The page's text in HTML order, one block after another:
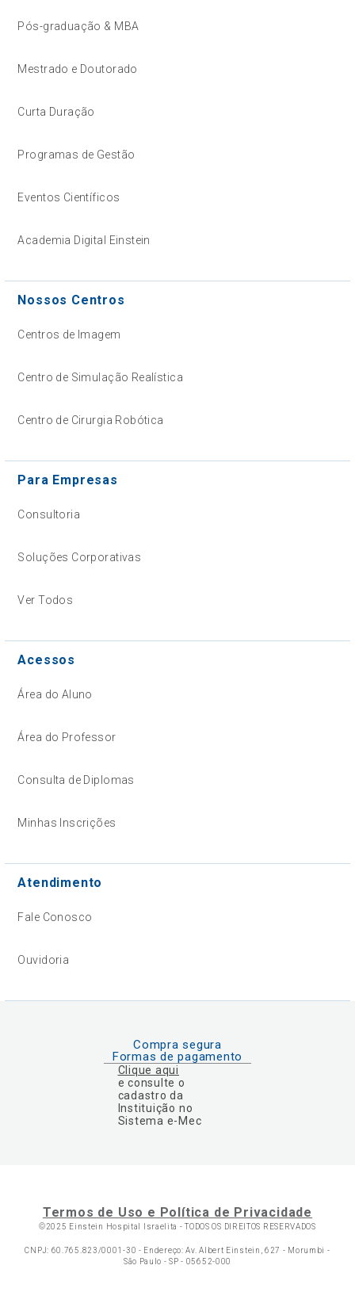
Pós-graduação & MBA
Mestrado e Doutorado
Curta Duração
Programas de Gestão
Eventos Científicos
Academia Digital Einstein
Nossos Centros
Centros de Imagem
Centro de Simulação Realística
Centro de Cirurgia Robótica
Para Empresas
Consultoria
Soluções Corporativas
Ver Todos
Acessos
Área do Aluno
Área do Professor
Consulta de Diplomas
Minhas Inscrições
Atendimento
Fale Conosco
Ouvidoria
Compra segura
Formas de pagamento
Clique aqui
e consulte o
cadastro da
Instituição no
Sistema e-Mec
Termos de Uso e Política de Privacidade
©2025 Einstein Hospital Israelita -TODOS OS DIREITOS RESERVADOS
CNPJ: 60.765.823/0001-30 - Endereço: Av. Albert Einstein, 627 - Morumbi -
São Paulo - SP - 05652-000